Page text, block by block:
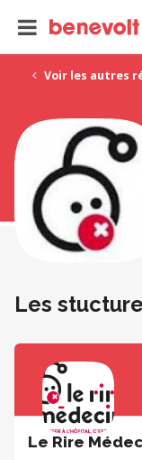
Voir les autres
Les
Le Rire